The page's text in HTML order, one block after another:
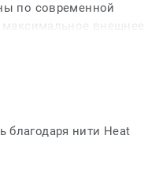
по современной
внешнее
мягкие и приятные
в уходе.
благодаря нити Heat